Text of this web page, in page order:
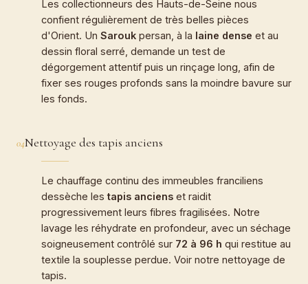
Les collectionneurs des Hauts-de-Seine nous
confient régulièrement de très belles pièces
d'Orient. Un Sarouk persan, à la laine dense et au
dessin floral serré, demande un test de
dégorgement attentif puis un rinçage long, afin de
fixer ses rouges profonds sans la moindre bavure sur
les fonds.
04Nettoyage des tapis anciens
Le chauffage continu des immeubles franciliens
dessèche lestapis anciens et raidit
progressivement leurs fibres fragilisées. Notre
lavage les réhydrate en profondeur, avec un séchage
soigneusement contrôlé sur 72 à 96 h qui restitue au
textile la souplesse perdue. Voir notre nettoyage de
tapis.